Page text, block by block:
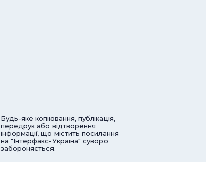
Будь-яке копіювання, публікація,
передрук або відтворення
інформації, що містить посилання
на "Інтерфакс-Україна" суворо
забороняється.